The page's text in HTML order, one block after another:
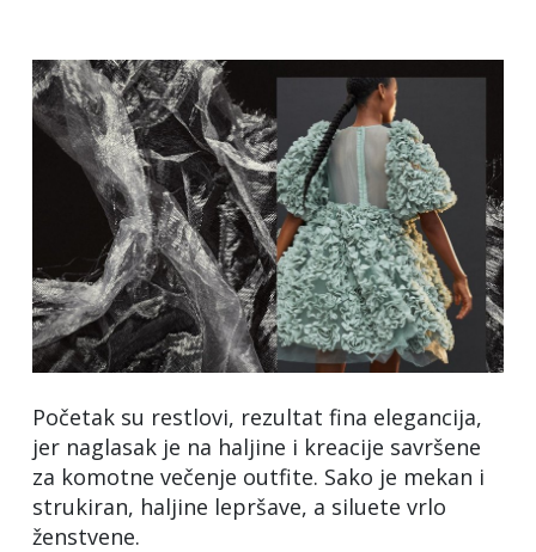
Početak su restlovi, rezultat fina elegancija,
jer naglasak je na haljine i kreacije savršene
za komotne večenje outfite. Sako je mekan i
strukiran, haljine lepršave, a siluete vrlo
ženstvene.